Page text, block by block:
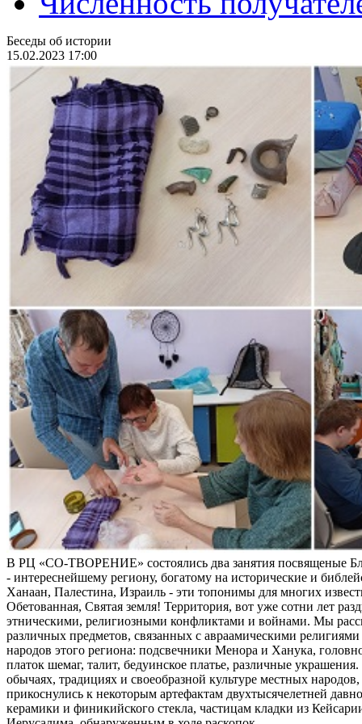
Беседы об истории
15.02.2023 17:00
В РЦ «СО-ТВОРЕНИЕ» состоялись два занятия посвященые
- интереснейшему региону, богатому на исторические и
Ханаан, Палестина, Израиль - эти топонимы для многих
Обетованная, Святая земля! Территория, вот уже сотни лет
этническими, религиозными конфликтами и войнами. Мы
различных предметов, связанных с авраамическими религиями
народов этого региона: подсвечники Менора и Ханука,
платок шемаг, талит, бедуинское платье, различные
обычаях, традициях и своеобразной культуре местных
прикоснулись к некоторым артефактам двухтысячелетней
керамики и финикийского стекла, частицам кладки из